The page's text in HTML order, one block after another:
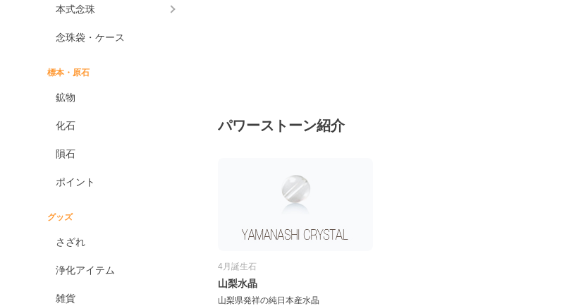
本式念珠
念珠袋・ケース
標本・原石
鉱物
化石
隕石
ポイント
グッズ
さざれ
浄化アイテム
雑貨
パワーストーン紹介
4月誕生石
山梨水晶
山梨県発祥の純日本産水晶